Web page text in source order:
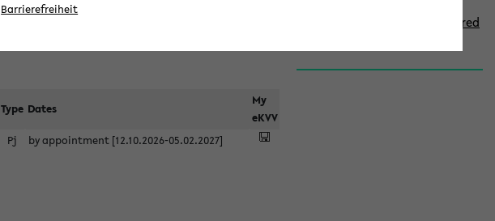
Type Dates
My
eKVV
Pj by appointment [12.10.2026-05.02.2027]
How to indicate courses offered
Barrierefreiheit